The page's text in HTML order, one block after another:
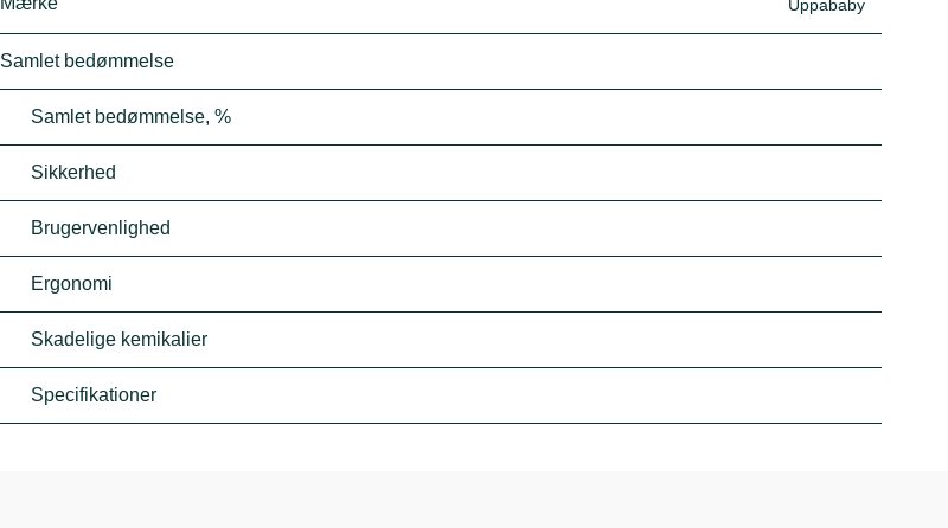
Uppababy
Samlet bedømmelse
Samlet bedømmelse, %
Sikkerhed
Brugervenlighed
Ergonomi
Skadelige kemikalier
Specifikationer